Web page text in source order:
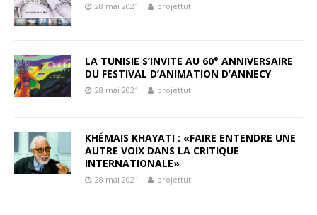
28 mai 2021 projettut
LA TUNISIE S’INVITE AU 60° ANNIVERSAIRE
DU FESTIVAL D’ANIMATION D’ANNECY
28 mai 2021 projettut
KHÉMAIS KHAYATI : «FAIRE ENTENDRE UNE
AUTRE VOIX DANS LA CRITIQUE
INTERNATIONALE»
28 mai 2021 projettut